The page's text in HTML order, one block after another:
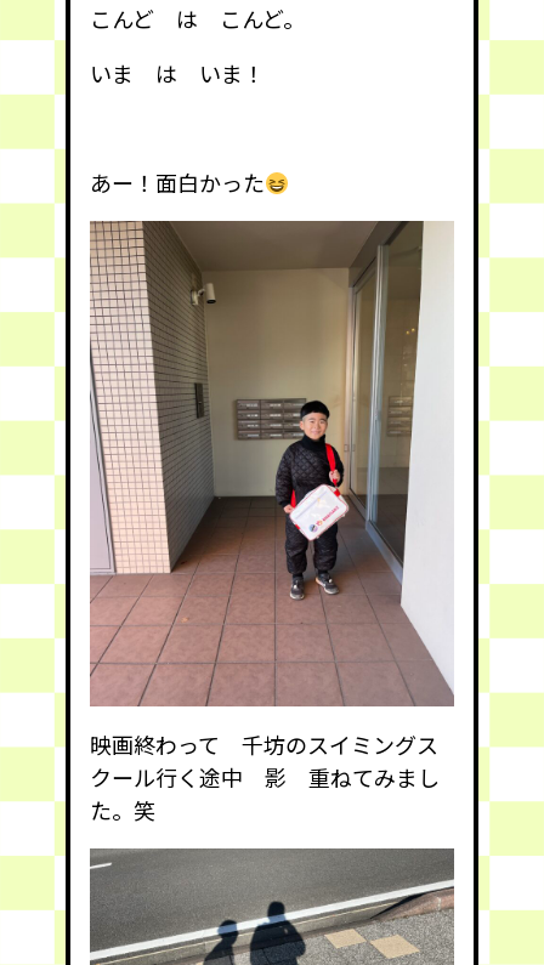
こんど は こんど。
いま は いま！
あー！面白かった
映画終わって 千坊のスイミングス
クール行く途中 影 重ねてみまし
た。笑